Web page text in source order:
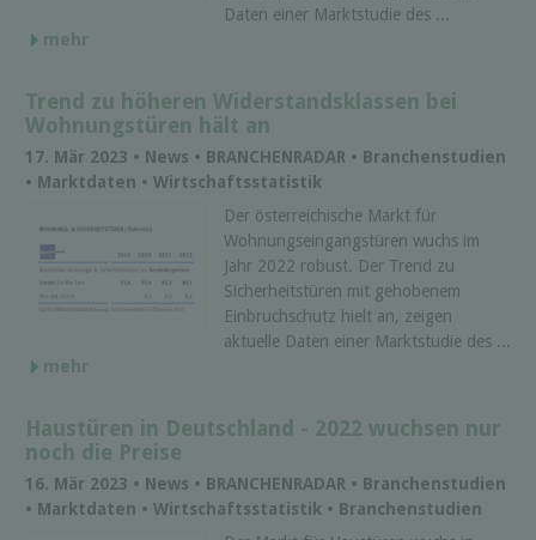
Daten einer Marktstudie des ...
mehr
Trend zu höheren Widerstandsklassen bei
Wohnungstüren hält an
17. Mär 2023 • News • BRANCHENRADAR • Branchenstudien
• Marktdaten • Wirtschaftsstatistik
Der österreichische Markt für
Wohnungseingangstüren wuchs im
Jahr 2022 robust. Der Trend zu
Sicherheitstüren mit gehobenem
Einbruchschutz hielt an, zeigen
aktuelle Daten einer Marktstudie des ...
mehr
Haustüren in Deutschland - 2022 wuchsen nur
noch die Preise
16. Mär 2023 • News • BRANCHENRADAR • Branchenstudien
• Marktdaten • Wirtschaftsstatistik • Branchenstudien